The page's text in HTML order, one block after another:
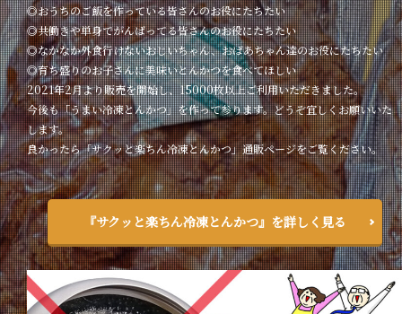
◎おうちのご飯を作っている皆さんのお役にたちたい
◎共働きや単身でがんばってる皆さんのお役にたちたい
◎なかなか外食行けないおじいちゃん、おばあちゃん達のお役にたちたい
◎育ち盛りのお子さんに美味いとんかつを食べてほしい
2021年2月より販売を開始し、15000枚以上ご利用いただきました。
今後も「うまい冷凍とんかつ」を作って参ります。どうぞ宜しくお願いいた
します。
良かったら「サクッと楽ちん冷凍とんかつ」通販ページをご覧ください。
『サクッと楽ちん冷凍とんかつ』を詳しく見る